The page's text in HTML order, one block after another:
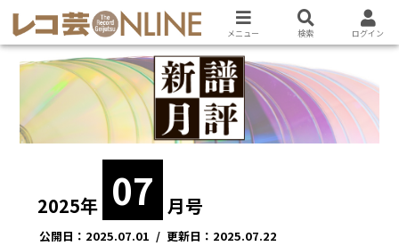
2025年 07 月号
2025.07.01 2025.07.22
メニュー 検索 ログイン